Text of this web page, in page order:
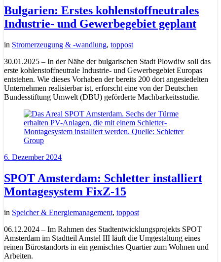
Bulgarien: Erstes kohlenstoffneutrales
Industrie- und Gewerbegebiet geplant
in Stromerzeugung & -wandlung, toppost
30.01.2025 – In der Nähe der bulgarischen Stadt Plowdiw soll das
erste kohlenstoffneutrale Industrie- und Gewerbegebiet Europas
entstehen. Wie dieses Vorhaben der bereits 200 dort angesiedelten
Unternehmen realisierbar ist, erforscht eine von der Deutschen
Bundesstiftung Umwelt (DBU) geförderte Machbarkeitsstudie.
6. Dezember 2024
SPOT Amsterdam: Schletter installiert
Montagesystem FixZ-15
in Speicher & Energiemanagement, toppost
06.12.2024 – Im Rahmen des Stadtentwicklungsprojekts SPOT
Amsterdam im Stadtteil Amstel III läuft die Umgestaltung eines
reinen Bürostandorts in ein gemischtes Quartier zum Wohnen und
Arbeiten.